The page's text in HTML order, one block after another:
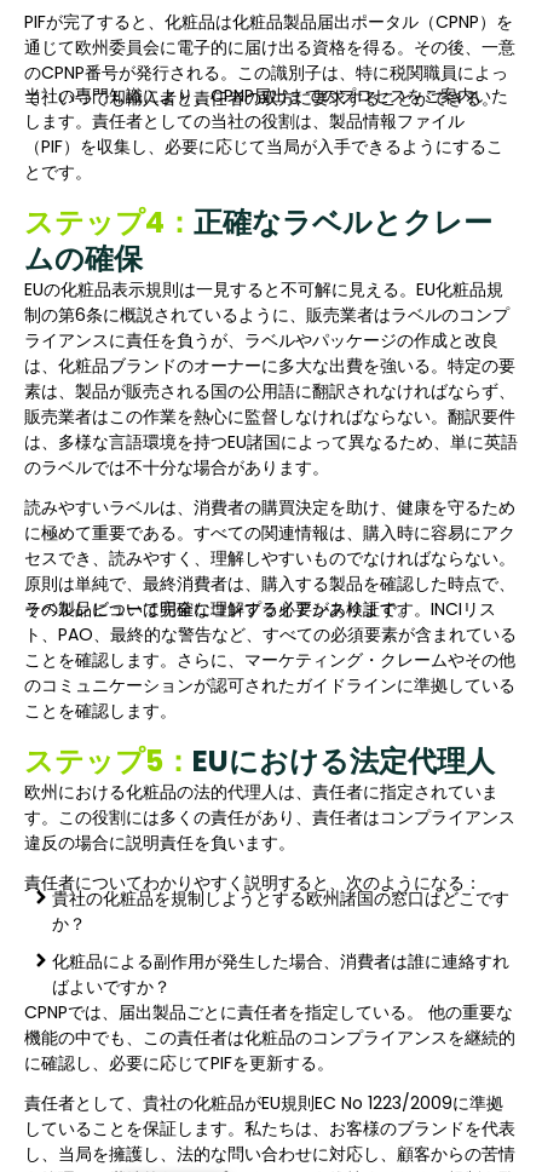
PIFが完了すると、化粧品は化粧品製品届出ポータル（CPNP）を
通じて欧州委員会に電子的に届け出る資格を得る。その後、一意
のCPNP番号が発行される。この識別子は、特に税関職員によっ
て、いつでも輸入者と責任者の双方に要求することができる。
当社の専門知識により、CPNP届出までのプロセスをご案内いた
します。責任者としての当社の役割は、製品情報ファイル
（PIF）を収集し、必要に応じて当局が入手できるようにするこ
とです。
ステップ4： 正確なラベルとクレー
ムの確保
EUの化粧品表示規則は一見すると不可解に見える。EU化粧品規
制の第6条に概説されているように、販売業者はラベルのコンプ
ライアンスに責任を負うが、ラベルやパッケージの作成と改良
は、化粧品ブランドのオーナーに多大な出費を強いる。特定の要
素は、製品が販売される国の公用語に翻訳されなければならず、
販売業者はこの作業を熱心に監督しなければならない。翻訳要件
は、多様な言語環境を持つEU諸国によって異なるため、単に英語
のラベルでは不十分な場合があります。
読みやすいラベルは、消費者の購買決定を助け、健康を守るため
に極めて重要である。すべての関連情報は、購入時に容易にアク
セスでき、読みやすく、理解しやすいものでなければならない。
原則は単純で、最終消費者は、購入する製品を確認した時点で、
その製品について明確に理解する必要があります。
ラベルレビューは完全なコンプライアンス検証です。INCIリス
ト、PAO、最終的な警告など、すべての必須要素が含まれている
ことを確認します。さらに、マーケティング・クレームやその他
のコミュニケーションが認可されたガイドラインに準拠している
ことを確認します。
ステップ5： EUにおける法定代理人
欧州における化粧品の法的代理人は、責任者に指定されていま
す。この役割には多くの責任があり、責任者はコンプライアンス
違反の場合に説明責任を負います。
責任者についてわかりやすく説明すると、次のようになる：
貴社の化粧品を規制しようとする欧州諸国の窓口はどこです
か？
化粧品による副作用が発生した場合、消費者は誰に連絡すれ
ばよいですか？
CPNPでは、届出製品ごとに責任者を指定している。 他の重要な
機能の中でも、この責任者は化粧品のコンプライアンスを継続的
に確認し、必要に応じてPIFを更新する。
責任者として、貴社の化粧品がEU規則EC No 1223/2009に準拠
していることを保証します。私たちは、お客様のブランドを代表
し、当局を擁護し、法的な問い合わせに対応し、顧客からの苦情